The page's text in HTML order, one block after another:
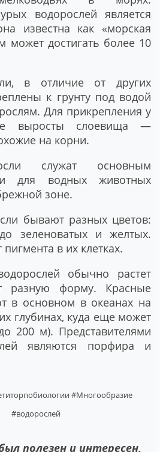
водорослей является
известна как «морская
может достигать более 10
в отличие от других
к грунту под водой
Для прикрепления у
выросты слоевища —
на корни.
служат основным
для водных животных
зоне.
бывают разных цветов:
зеленоватых и желтых.
в их клетках.
обычно растет
разную форму. Красные
в основном в океанах на
глубинах, куда еще может
200 м). Представителями
являются порфира и
#Многообразие
#водорослей
полезен и интересен,